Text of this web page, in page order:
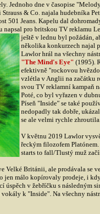
Jednoho dne v časopise
& Co. najala hudebníka
501 Jeans. Kapelu dal
napsal pro britskou TV reklamu
ještě v lednu byl požádán,
několika konkurzech najal
Lawlor hrál na všechny
"The Mind's Eye" (1995).
efektivně "rockovou
vzlétla v Anglii na začátku
svou TV reklamní kampaň
Poté, co byl vyřazen v
Píseň "Inside" se také
nedopadly tak dobře,
se ale velmi rychle
V květnu 2019 Lawlor
řeckým filozofem
starts to fall/Tlustý muž
Velké Británii, ale prodávala
jen málo kopírovaly prodeje, i
v žebříčku s následným
k "Inside". Na všechny